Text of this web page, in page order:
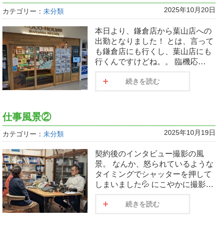
カテゴリー： 未分類 2025年10月20日
本日より、鎌倉店から葉山店への
出勤となりました！ とは、言って
も鎌倉店にも行くし、葉山店にも
行くんですけどね。。 臨機応…
続きを読む
仕事風景②
カテゴリー： 未分類 2025年10月19日
契約後のインタビュー撮影の風
景。 なんか、怒られているような
タイミングでシャッターを押して
しまいました💦 にこやかに撮影…
続きを読む